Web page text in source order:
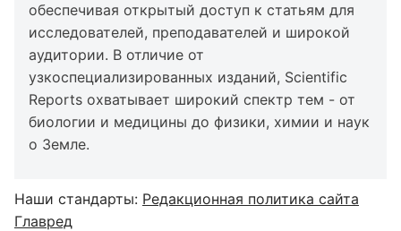
обеспечивая открытый доступ к статьям для
исследователей, преподавателей и широкой
аудитории. В отличие от
узкоспециализированных изданий, Scientific
Reports охватывает широкий спектр тем - от
биологии и медицины до физики, химии и наук
о Земле.
Наши стандарты: Редакционная политика сайта
Главред